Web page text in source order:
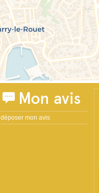
Mon avis
déposer mon avis